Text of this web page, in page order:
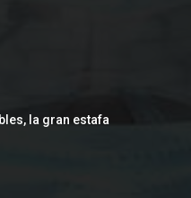
la gran estafa